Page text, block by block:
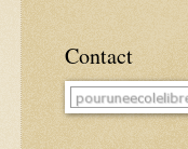
Contact